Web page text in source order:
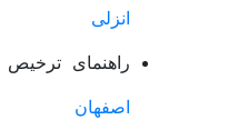
انزلی
راهنمای ترخیص
اصفهان